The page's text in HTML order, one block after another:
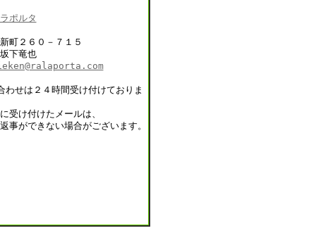
ポルタ
町２６０－７１５
下竜也
わせは２４時間受け付けておりま
受け付けたメールは、
事ができない場合がございます。